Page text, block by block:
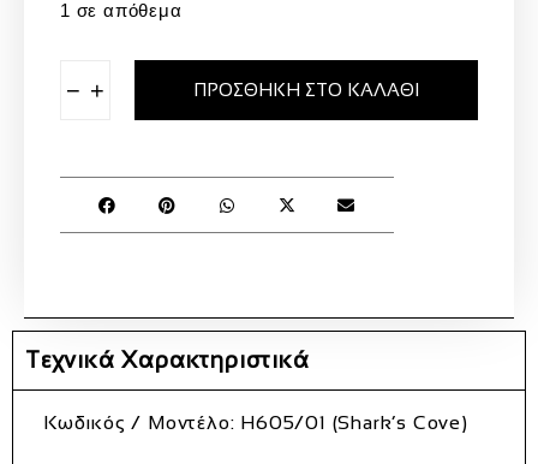
1 σε απόθεμα
− + ΠΡΟΣΘΉΚΗ ΣΤΟ ΚΑΛΆΘΙ
Τεχνικά Χαρακτηριστικά
Κωδικός / Μοντέλο: H605/01 (Shark’s Cove)